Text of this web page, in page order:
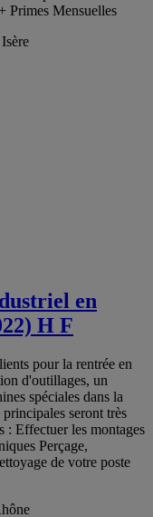
Primes Mensuelles
en
H F
pour la rentrée en
d'outillages, un
spéciales dans la
seront très
: Effectuer les montages
Perçage,
de votre poste